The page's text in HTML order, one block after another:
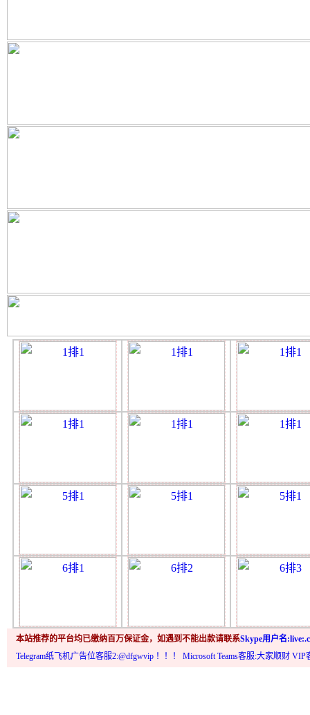
本站推荐的平台均已缴纳百万保证金，如遇到不能出款请联系Skype用户名
Telegram纸飞机广告位客服2:@dfgwvip ！！！ Microsoft Teams客服:大家顺财 VIP